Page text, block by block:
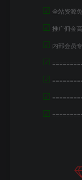
☑ 全站资源
☑ 推广佣金
☑ 内部会员
☑
☑
☑
☑